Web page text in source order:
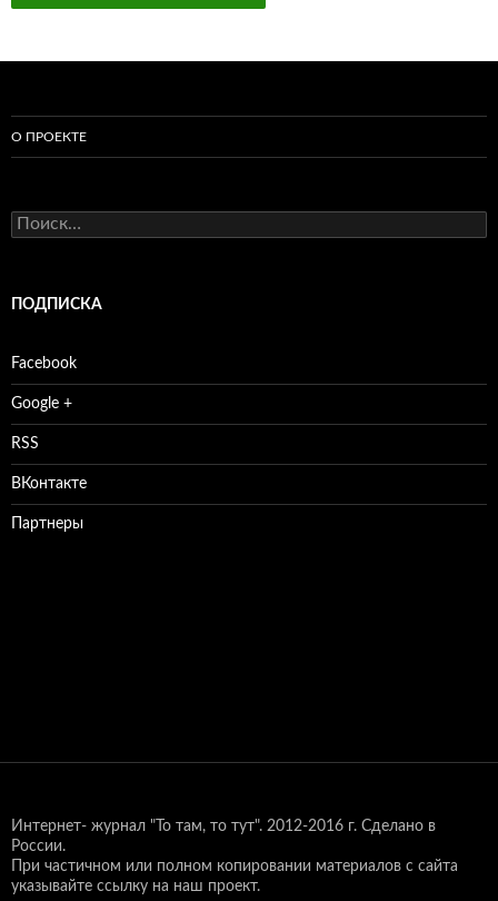
О ПРОЕКТЕ
Найти:
ПОДПИСКА
Facebook
Google +
RSS
ВКонтакте
Партнеры
Интернет- журнал "То там, то тут". 2012-2016 г. Сделано в
России.
При частичном или полном копировании материалов с сайта
указывайте ссылку на наш проект.